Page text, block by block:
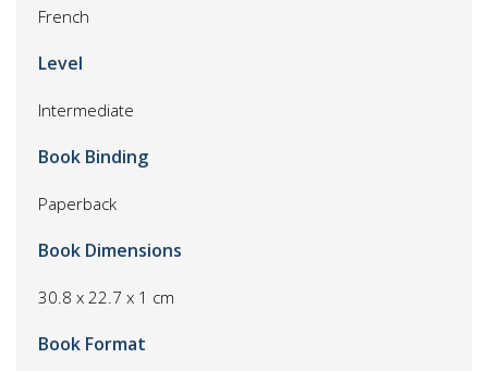
French
Level
Intermediate
Book Binding
Paperback
Book Dimensions
30.8 x 22.7 x 1 cm
Book Format